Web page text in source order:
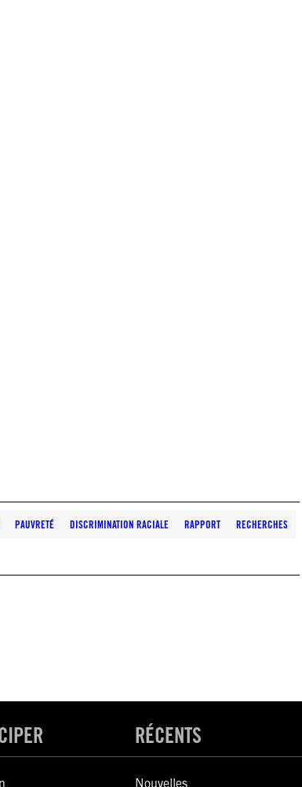
PAUVRETÉ DISCRIMINATION RACIALE RAPPORT RECHERCHES
RÉCENTS
Nouvelles